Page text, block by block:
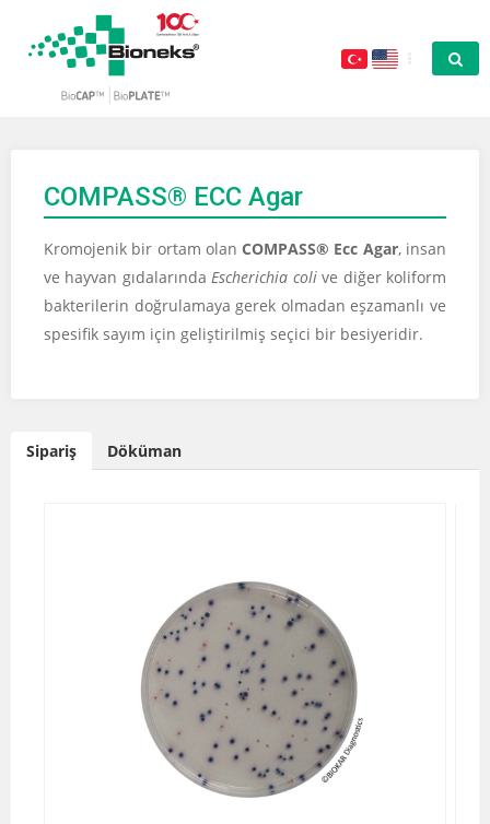
COMPASS® ECC Agar
Kromojenik bir ortam olan COMPASS® Ecc Agar, insan
ve hayvan gıdalarında Escherichia colive diğer koliform
bakterilerin doğrulamaya gerek olmadan eşzamanlı ve
spesifik sayım için geliştirilmiş seçici bir besiyeridir.
Sipariş Döküman